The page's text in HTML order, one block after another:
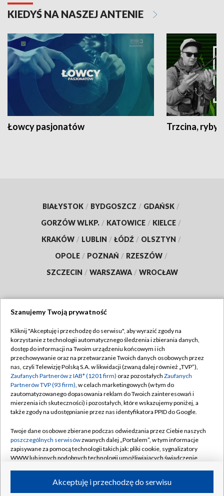
KIEDYŚ NA NASZEJ ANTENIE
Łowcy pasjonatów Trzcina, ryby
BIAŁYSTOK / BYDGOSZCZ / GDAŃSK /
GORZÓW WLKP. / KATOWICE / KIELCE /
KRAKÓW / LUBLIN / ŁÓDŹ / OLSZTYN /
OPOLE / POZNAŃ / RZESZÓW /
SZCZECIN / WARSZAWA / WROCŁAW
TVP
Abonament TVP
Emisja w TVP
Centrum informacji TVP
Naziemna Telewizja Cyfrowa
Rada Programowa
System NOS
Informacje o nadawcy
Program dla prasy
Regulamin TVP
Polityka prywatności
Moje zgody
Pomoc
Kontakt
Kanały
Szanujemy Twoją prywatność
Kliknij "Akceptuję i przechodzę do serwisu", aby wyrazić zgody na
korzystanie z technologii automatycznego śledzenia i zbierania danych,
dostęp do informacji na Twoim urządzeniu końcowym i ich
przechowywanie oraz na przetwarzanie Twoich danych osobowych przez
nas, czyli Telewizję Polską S.A. w likwidacji (zwaną dalej również „TVP”),
Zaufanych Partnerów z IAB* (1201 firm) oraz pozostałych Zaufanych
Partnerów TVP (93 firm), w celach marketingowych (w tym do
zautomatyzowanego dopasowania reklam do Twoich zainteresowań i
mierzenia ich skuteczności) i pozostałych, które wskazujemy poniżej, a
także zgody na udostępnianie przez nas identyfikatora PPID do Google.
Twoje dane osobowe zbierane podczas odwiedzania przez Ciebie naszych
poszczególnych serwisówzwanych dalej „Portalem”, w tym informacje
zapisywane za pomocą technologii takich jak: pliki cookie, sygnalizatory
WWW lub innych podobnych technologii umożliwiających świadczenie
ruchu w Internecie.Akceptuję i przechodzę do serwisu